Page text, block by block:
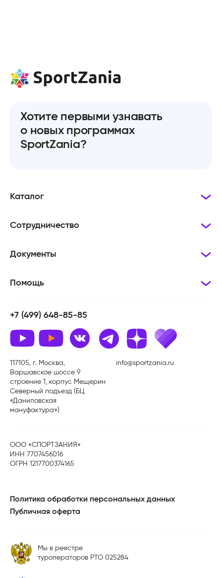
Хотите первыми узнавать
о новых программах
SportZania?
Каталог
Сотрудничество
Документы
Помощь
+7 (499) 648-85-85
117105, г. Москва,
Варшавское шоссе 9
строение 1, корпус Мещерин
Северный подъезд (БЦ
«Даниловская
мануфактура»)
info@sportzania.ru
ООО «СПОРТЗАНИЯ»
ИНН 7707456016
ОГРН 1217700374165
Политика обработки персональных данных
Публичная оферта
Мы в реестре
туроператоров РТО 025284